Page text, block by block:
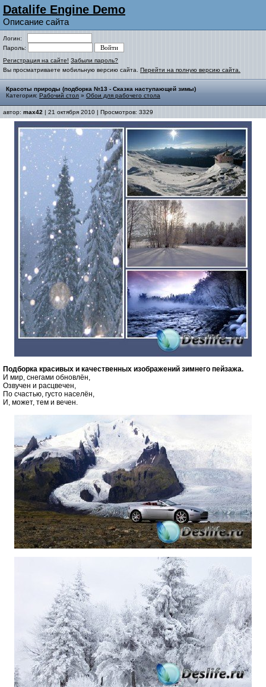
Datalife Engine Demo
Описание сайта
Логин:
Пароль:
Регистрация на сайте! Забыли пароль?
Вы просматриваете мобильную версию сайта. Перейти на полную версию сайта.
Красоты природы (подборка №13 - Сказка наступающей зимы)
Категория: Рабочий стол » Обои для рабочего стола
автор: max42 | 21 октября 2010 | Просмотров: 3329
Подборка красивых и качественных изображений зимнего пейзажа.
И мир, снегами обновлён,
Озвучен и расцвечен,
По счастью, густо населён,
И, может, тем и вечен.